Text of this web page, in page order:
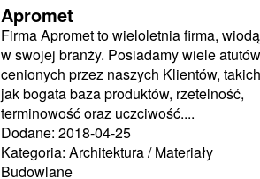
Apromet
Firma Apromet to wieloletnia firma,
w swojej branży. Posiadamy wiele
cenionych przez naszych Klientów, takich
jak bogata baza produktów, rzetelność,
terminowość oraz uczciwość....
Dodane: 2018-04-25
Kategoria: Architektura / Materiały
Budowlane